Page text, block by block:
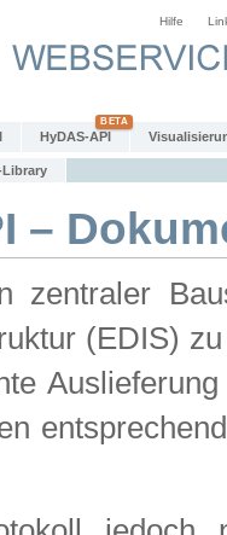
Hilfe
HyDAS-API
Library
–
zentraler
(EDIS)